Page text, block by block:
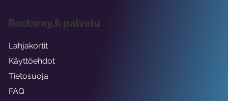
Rockway.fi palvelu
Lahjakortit
Käyttöehdot
Tietosuoja
FAQ